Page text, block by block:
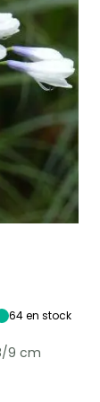
64en stock
9 cm